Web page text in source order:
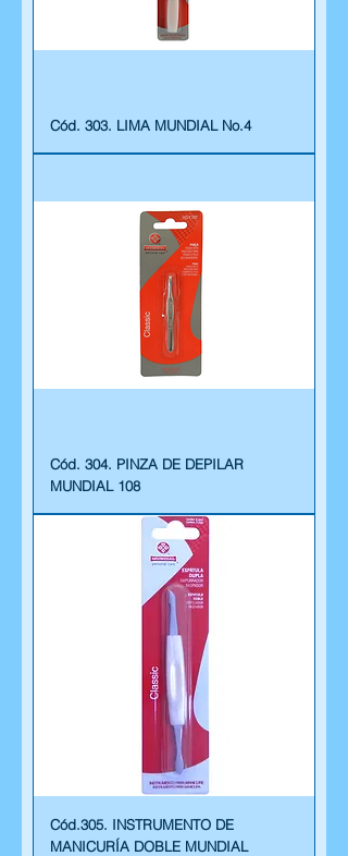
Cód. 303. LIMA MUNDIAL No.4
Cód. 304. PINZA DE DEPILAR
MUNDIAL 108
Cód.305. INSTRUMENTO DE
MANICURÍA DOBLE MUNDIAL